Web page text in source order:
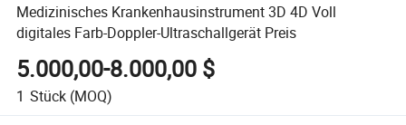
Medizinisches Krankenhausinstrument 3D 4D Voll
digitales Farb-Doppler-Ultraschallgerät Preis
5.000,00-8.000,00 $
1 Stück (MOQ)